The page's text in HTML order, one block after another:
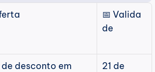
📅 Valida
de
de desconto em
21 de